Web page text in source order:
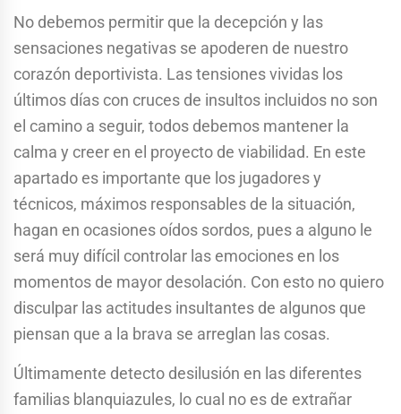
No debemos permitir que la decepción y las
sensaciones negativas se apoderen de nuestro
corazón deportivista. Las tensiones vividas los
últimos días con cruces de insultos incluidos no son
el camino a seguir, todos debemos mantener la
calma y creer en el proyecto de viabilidad. En este
apartado es importante que los jugadores y
técnicos, máximos responsables de la situación,
hagan en ocasiones oídos sordos, pues a alguno le
será muy difícil controlar las emociones en los
momentos de mayor desolación. Con esto no quiero
disculpar las actitudes insultantes de algunos que
piensan que a la brava se arreglan las cosas.
Últimamente detecto desilusión en las diferentes
familias blanquiazules, lo cual no es de extrañar